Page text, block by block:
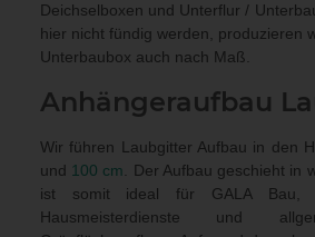
Deichselboxen und Unterflur /
hier nicht fündig werden, produzieren
Unterbaubox auch nach Maß
Anhängeraufbau
Wir führen Laubgitter Aufbau in den
und 100 cm . Der Aufbau geschieht in
ist somit ideal für GALA Bau,
Hausmeisterdienste und